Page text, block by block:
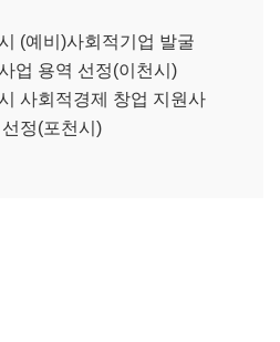
(예비)사회적기업 발굴
업 용역 선정(이천시)
사회적경제 창업 지원사
정(포천시)